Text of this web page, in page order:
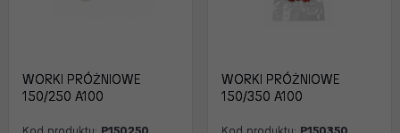
WORKI PRÓŻNIOWE
150/250 A100
WORKI PRÓŻNIOWE
150/350 A100